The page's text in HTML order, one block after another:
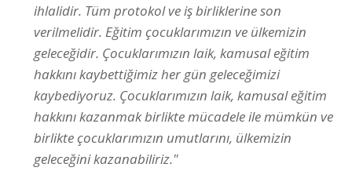
ihlalidir. Tüm protokol ve iş birliklerine son
verilmelidir. Eğitim çocuklarımızın ve ülkemizin
geleceğidir. Çocuklarımızın laik, kamusal eğitim
hakkını kaybettiğimiz her gün geleceğimizi
kaybediyoruz. Çocuklarımızın laik, kamusal eğitim
hakkını kazanmak birlikte mücadele ile mümkün ve
birlikte çocuklarımızın umutlarını, ülkemizin
geleceğini kazanabiliriz."